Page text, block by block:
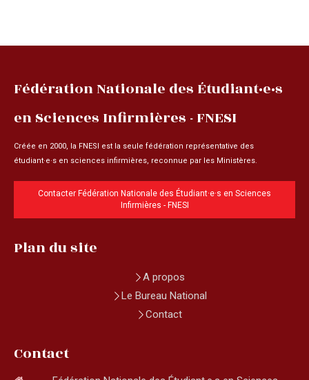
Fédération Nationale des Étudiant·e·s
en Sciences Infirmières - FNESI
Créée en 2000, la FNESI est la seule fédération représentative des
étudiant·e·s en sciences infirmières, reconnue par les Ministères.
Contacter Fédération Nationale des Étudiant·e·s en Sciences
Infirmières - FNESI
Plan du site
A propos
Le Bureau National
Contact
Contact